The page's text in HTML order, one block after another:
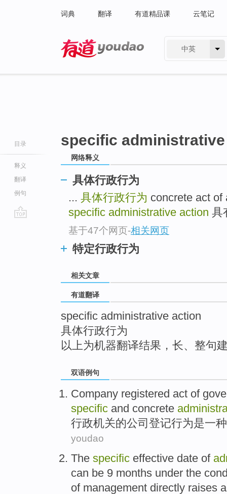
词典 翻译 有道精品课 云笔记
中英
目录
释义
翻译
例句
specific
网络释义
具体行政行为
... 具体行政行为 concrete act
specific administrative action 具
基于47个网页-相关网页
特定行政行为
相关文章
有道翻译
specific administrative action
具体行政行为
以上为机器翻译结果，长、整句
双语例句
Company registered act of
specific and concrete
行政机关的公司 登记行为是一种
youdao
The specific effective date of
can be 9 months under the
of management directly raises